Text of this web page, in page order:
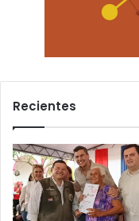
Recientes